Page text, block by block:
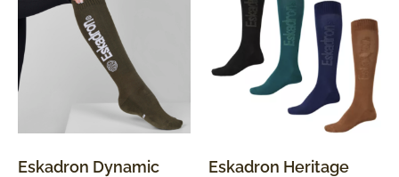
Eskadron Dynamic
Eskadron Heritage